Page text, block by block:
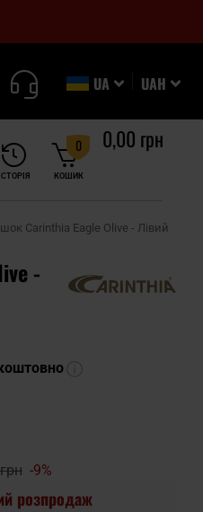
UAH
UA
ІСТОРІЯ КОШИК
0 0,00 грн
Carinthia Eagle Olive - Лівий
-
-9%
розпродаж